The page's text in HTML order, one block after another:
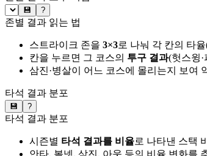
💾 ?
존별 결과 읽는 법
스트라이크 존을 3×3로 나눠 각 칸의 타
칸을 누르면 그 코스의 투구 결과(헛스윙
삼진·병살이 어느 코스에 몰리는지 보여
타석 결과 분포
💾 ?
타석 결과 분포
시즌별 타석 결과를 비율로 나타낸 스택
안타, 볼넷, 삼진, 아웃 등의 비율 변화를